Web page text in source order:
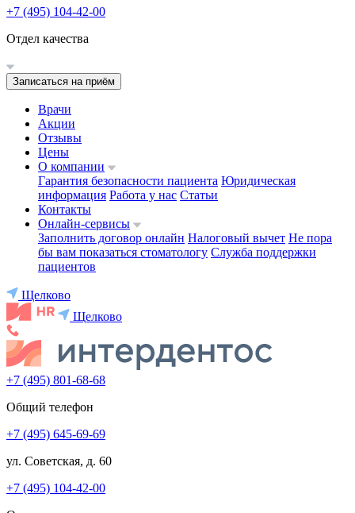
+7 (495) 104-42-00
Отдел качества
Записаться на приём
Врачи
Акции
Отзывы
Цены
О компании
Гарантия безопасности пациента Юридическая
информация Работа у нас Статьи
Контакты
Онлайн-сервисы
Заполнить договор онлайн Налоговый вычет Не пора
бы вам показаться стоматологу Служба поддержки
пациентов
Щелково
Щелково
+7 (495) 801-68-68
Общий телефон
+7 (495) 645-69-69
ул. Советская, д. 60
+7 (495) 104-42-00